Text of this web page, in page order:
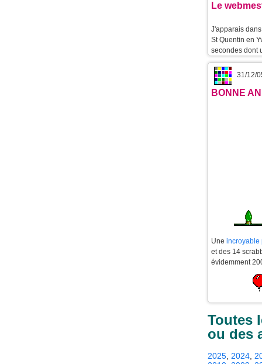
Le
J'apparais
St Quentin en
secondes dont
31/12/
BONNE
Une incroyable
et des 14
évidemment
Toutes
ou des
2025 2024